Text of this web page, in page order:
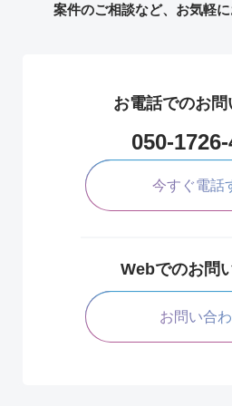
案件のご相談など、お気軽に
お電話でのお
050-
今すぐ電話
Webでのお問
お問い合